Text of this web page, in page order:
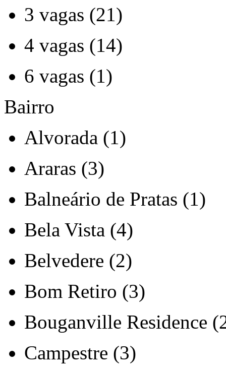
3 vagas (21)
4 vagas (14)
6 vagas (1)
Bairro
Alvorada (1)
Araras (3)
Balneário de Pratas (1)
Bela Vista (4)
Belvedere (2)
Bom Retiro (3)
Bouganville Residence
Campestre (3)